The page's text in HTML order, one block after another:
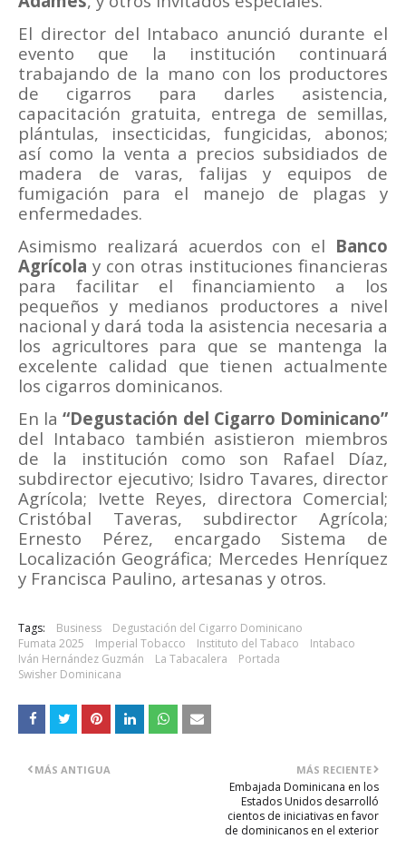
El director del Intabaco anunció durante el
evento que la institución continuará
trabajando de la mano con los productores
de cigarros para darles asistencia,
capacitación gratuita, entrega de semillas,
plántulas, insecticidas, fungicidas, abonos;
así como la venta a precios subsidiados de
madera de varas, falijas y equipos de
fumigación para el manejo de plagas y
enfermedades.
Asimismo realizará acuerdos con el Banco
Agrícola y con otras instituciones financieras
para facilitar el financiamiento a los
pequeños y medianos productores a nivel
nacional y dará toda la asistencia necesaria a
los agricultores para que se mantenga la
excelente calidad que tienen actualmente
los cigarros dominicanos.
En la“Degustación del Cigarro Dominicano”
del Intabaco también asistieron miembros
de la institución como son Rafael Díaz,
subdirector ejecutivo; Isidro Tavares, director
Agrícola; Ivette Reyes, directora Comercial;
Cristóbal Taveras, subdirector Agrícola;
Ernesto Pérez, encargado Sistema de
Localización Geográfica; Mercedes Henríquez
y Francisca Paulino, artesanas y otros.
Tags: Business
Degustación del Cigarro Dominicano
Fumata 2025
Imperial Tobacco Instituto del Tabaco
Intabaco
Iván Hernández Guzmán
La Tabacalera
Portada
Swisher Dominicana
MÁS RECIENTE
Embajada Dominicana en los
Estados Unidos desarrolló
cientos de iniciativas en favor
de dominicanos en el exterior
MÁS ANTIGUA